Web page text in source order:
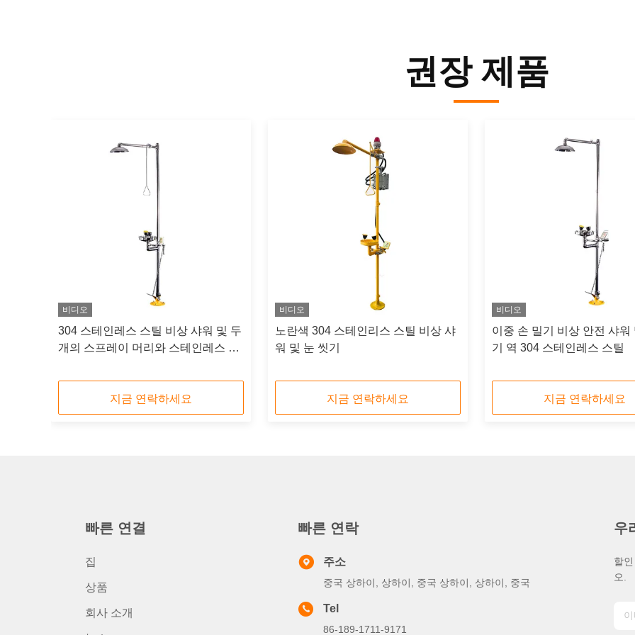
권장 제품
비디오
304 스테인레스 스틸 비상 샤워 및 두
개의 스프레이 머리와 스테인레스 스
지금 연락하세요
비디오
노란색 304 스테인리스 스틸 비상 샤
워 및 눈 씻기
지금 연락하세요
비디오
이중 손 밀기 비상 안전 샤워
기 역 304 스테인레스 스틸
지금 연락하세요
빠른 연결
집
상품
회사 소개
빠른 연락
주소
중국 상하이, 상하이, 중국 상하이, 상하이, 중국
Tel
86-189-1711-9171
우
할
오.